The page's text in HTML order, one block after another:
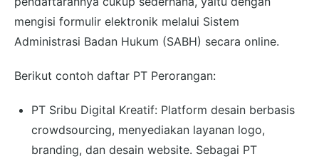
mengisi formulir elektronik melalui Sistem
Administrasi Badan Hukum (SABH) secara online.
Berikut contoh daftar PT Perorangan:
PT Sribu Digital Kreatif: Platform desain berbasis
crowdsourcing, menyediakan layanan logo,
branding, dan desain website. Sebagai PT